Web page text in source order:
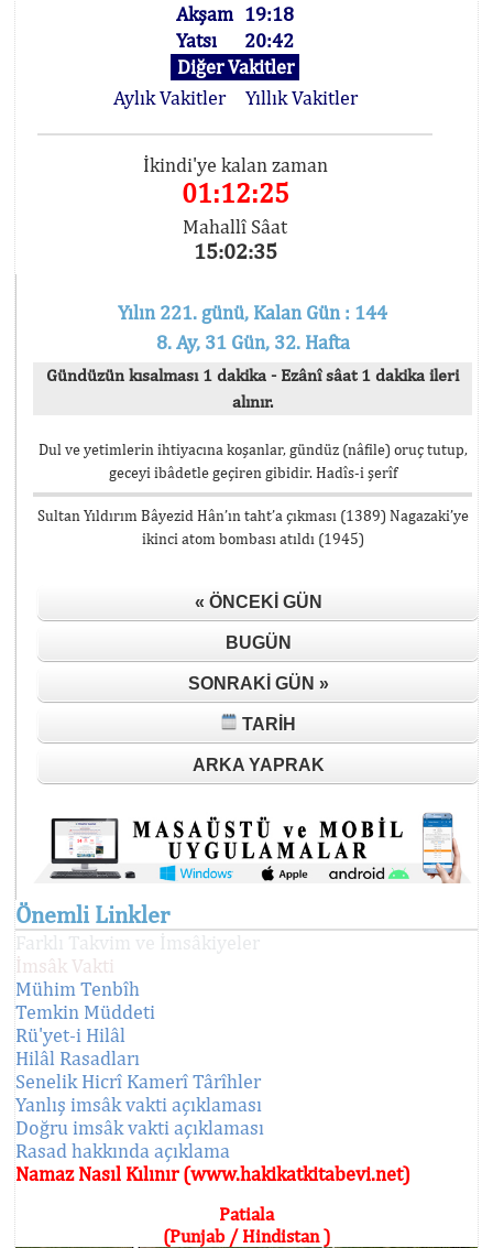
Akşam 19:18
Yatsı
20:42
Diğer Vakitler
Aylık Vakitler
Yıllık Vakitler
İkindi'ye kalan zaman
01:12:24
Mahallî Sâat
15:02:36
Yılın 221. günü, Kalan Gün : 144
8. Ay, 31 Gün, 32. Hafta
Gündüzün kısalması 1 dakika - Ezânî sâat 1 dakika ileri
alınır.
Dul ve yetimlerin ihtiyacına koşanlar, gündüz (nâfile) oruç tutup,
geceyi ibâdetle geçiren gibidir. Hadîs-i şerîf
Sultan Yıldırım Bâyezid Hân’ın taht’a çıkması (1389) Nagazaki’ye
ikinci atom bombası atıldı (1945)
« ÖNCEKI GÜN
BUGÜN
SONRAKI GÜN »
TARIH
ARKA YAPRAK
Önemli Linkler
Farklı Takvim ve İmsâkiyeler
İmsâk Vakti
Mühim Tenbîh
Temkin Müddeti
Rü'yet-i Hilâl
Hilâl Rasadları
Senelik Hicrî Kamerî Târîhler
Yanlış imsâk vakti açıklaması
Doğru imsâk vakti açıklaması
Rasad hakkında açıklama
Namaz Nasıl Kılınır (www.hakikatkitabevi.net)
Patiala
(Punjab / Hindistan )